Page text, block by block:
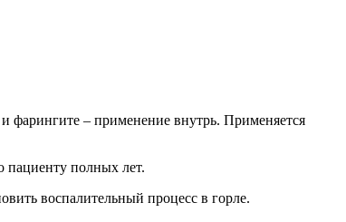
фарингите – применение внутрь. Применяется
пациенту полных лет.
воспалительный процесс в горле.